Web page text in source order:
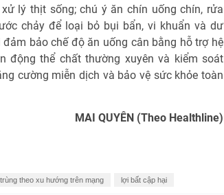
lý thịt sống; chú ý ăn chín uống chín, rửa
chảy để loại bỏ bụi bẩn, vi khuẩn và dư
bảo chế độ ăn uống cân bằng hỗ trợ hệ
động thể chất thường xuyên và kiểm soát
cường miễn dịch và bảo vệ sức khỏe toàn
MAI QUYÊN (Theo Healthline)
theo xu hướng trên mạng lợi bất cập hại